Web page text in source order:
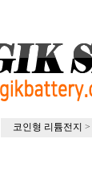
코인형 리튬전지 >